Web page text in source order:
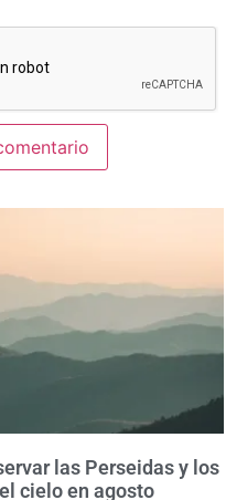
las Perseidas y los
cielo en agosto